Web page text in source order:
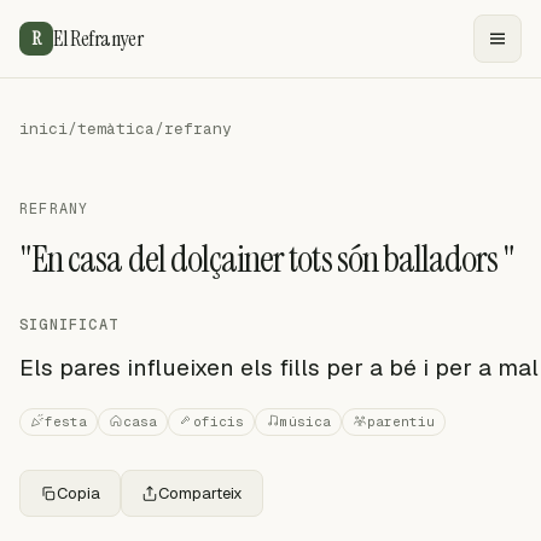
R El Refranyer
inici/temàtica/refrany
REFRANY
"En casa del dolçainer tots són balladors "
SIGNIFICAT
Els pares influeixen els fills per a bé i per a mal
festa casa oficis música parentiu
Copia Comparteix